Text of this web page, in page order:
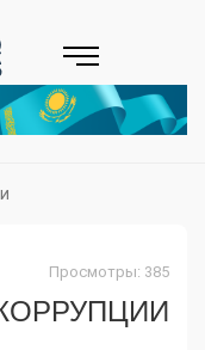
Просмотры: 385